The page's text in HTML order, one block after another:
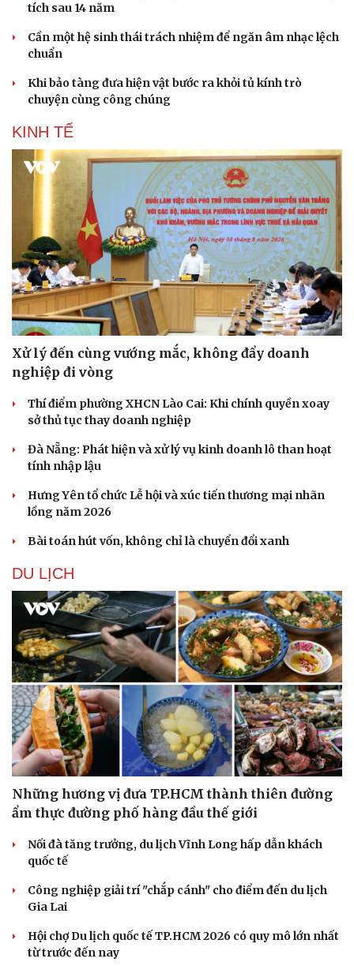
Sức khỏe
Dinh dưỡng - món ngon
Cây thuốc
Sản phụ khoa
Nhi khoa
Nam khoa
Làm đẹp - giảm cân
Phòng mạch online
Ăn sạch sống khỏe
Đời sống
Nhà đẹp
Blog
Tình yêu - Gia đình
tích sau 14 năm
Cần một hệ sinh thái trách nhiệm để ngăn âm nhạc lệch
chuẩn
Khi bảo tàng đưa hiện vật bước ra khỏi tủ kính trò
chuyện cùng công chúng
KINH TẾ
Xử lý đến cùng vướng mắc, không đẩy doanh
nghiệp đi vòng
Thí điểm phường XHCN Lào Cai: Khi chính quyền xoay
sở thủ tục thay doanh nghiệp
Đà Nẵng: Phát hiện và xử lý vụ kinh doanh lô than hoạt
tính nhập lậu
Hưng Yên tổ chức Lễ hội và xúc tiến thương mại nhãn
lồng năm 2026
Bài toán hút vốn, không chỉ là chuyển đổi xanh
DU LỊCH
Những hương vị đưa TP.HCM thành thiên đường
ẩm thực đường phố hàng đầu thế giới
Nối đà tăng trưởng, du lịch Vĩnh Long hấp dẫn khách
quốc tế
Công nghiệp giải trí "chắp cánh" cho điểm đến du lịch
Gia Lai
Hội chợ Du lịch quốc tế TP.HCM 2026 có quy mô lớn nhất
từ trước đến nay